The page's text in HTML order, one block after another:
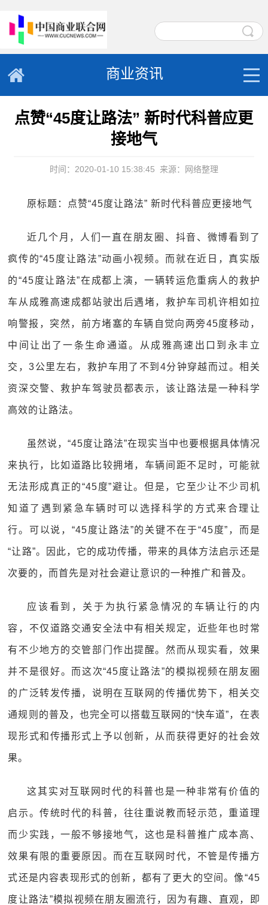
商业资讯
点赞“45度让路法” 新时代科普应更
接地气
时间：2020-01-10 15:38:45 来源：网络整理
原标题：点赞“45度让路法” 新时代科普应更接地气
近几个月，人们一直在朋友圈、抖音、微博看到了
疯传的“45度让路法”动画小视频。而就在近日，真实版
的“45度让路法”在成都上演，一辆转运危重病人的救护
车从成雅高速成都站驶出后遇堵，救护车司机许相如拉
响警报，突然，前方堵塞的车辆自觉向两旁45度移动，
中间让出了一条生命通道。从成雅高速出口到永丰立
交，3公里左右，救护车用了不到4分钟穿越而过。相关
资深交警、救护车驾驶员都表示，该让路法是一种科学
高效的让路法。
虽然说，“45度让路法”在现实当中也要根据具体情况
来执行，比如道路比较拥堵，车辆间距不足时，可能就
无法形成真正的“45度”避让。但是，它至少让不少司机
知道了遇到紧急车辆时可以选择科学的方式来合理让
行。可以说，“45度让路法”的关键不在于“45度”，而是
“让路”。因此，它的成功传播，带来的具体方法启示还是
次要的，而首先是对社会避让意识的一种推广和普及。
应该看到，关于为执行紧急情况的车辆让行的内
容，不仅道路交通安全法中有相关规定，近些年也时常
有不少地方的交管部门作出提醒。然而从现实看，效果
并不是很好。而这次“45度让路法”的模拟视频在朋友圈
的广泛转发传播，说明在互联网的传播优势下，相关交
通规则的普及，也完全可以搭载互联网的“快车道”，在表
现形式和传播形式上予以创新，从而获得更好的社会效
果。
这其实对互联网时代的科普也是一种非常有价值的
启示。传统时代的科普，往往重说教而轻示范，重道理
而少实践，一般不够接地气，这也是科普推广成本高、
效果有限的重要原因。而在互联网时代，不管是传播方
式还是内容表现形式的创新，都有了更大的空间。像“45
度让路法”模拟视频在朋友圈流行，因为有趣、直观，即